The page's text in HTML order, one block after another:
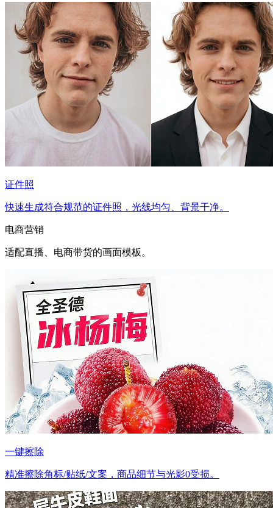
证件照
快速生成符合规范的证件照，光线均匀、背景干净。
电商营销
适配直播、电商带货的画面模板。
一键擦除
精准擦除角标/贴纸/文案，商品细节与光影0受损。